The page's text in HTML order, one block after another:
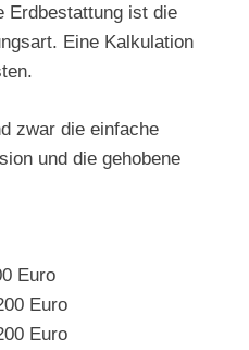
Erdbestattung ist die
Eine Kalkulation
zwar die einfache
und die gehobene
Euro
Euro
Euro